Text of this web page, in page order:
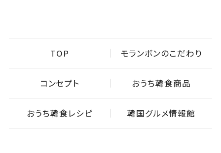
TOP モランボンのこだわり
コンセプト おうち韓食商品
おうち韓食レシピ 韓国グルメ情報館